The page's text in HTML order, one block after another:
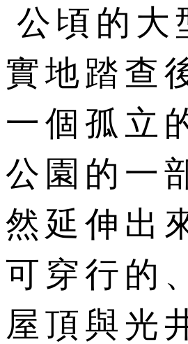
公頃的大
地踏查
個孤立
園的一
延伸出
穿行的
頂與光